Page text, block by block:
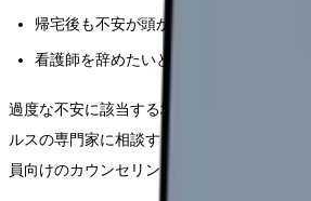
帰宅後も不安が頭から離れず眠れない
看護師を辞めたいと毎日思う
過度な不安に該当する場合は、一人で抱え
ルスの専門家に相談することをおすすめし
員向けのカウンセリング窓口が設けられてい